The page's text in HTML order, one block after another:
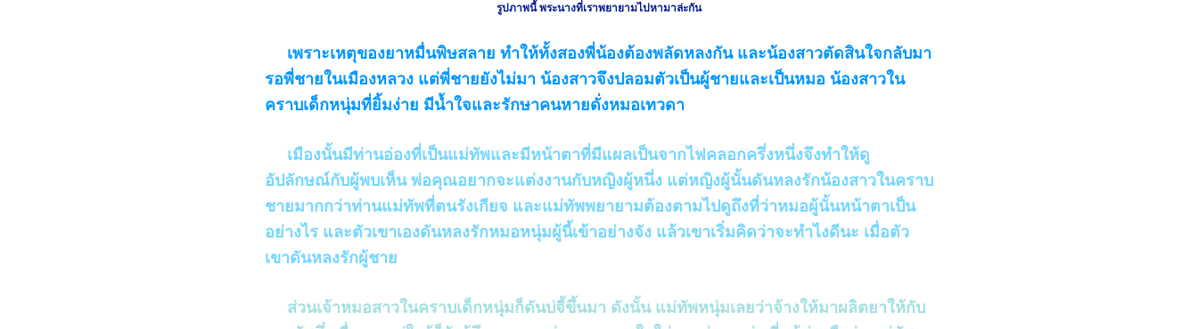
รูปภาพนี้ พระนางที่เราพยายามไปหามาล่ะกัน
เพราะเหตุของยาหมื่นพิษสลาย ทำให้ทั้งสองพี่น้องต้องพลัดหลงกัน และน้องสาวตัดสินใจกลับมา
รอพี่ชายในเมืองหลวง แต่พี่ชายยังไม่มา น้องสาวจึงปลอมตัวเป็นผู้ชายและเป็นหมอ น้องสาวใน
คราบเด็กหนุ่มที่ยิ้มง่าย มีน้ำใจและรักษาคนหายดั่งหมอเทวดา
เมืองนั้นมีท่านอ่องที่เป็นแม่ทัพและมีหน้าตาที่มีแผลเป็นจากไฟคลอกครึ่งหนึ่งจึงทำให้ดู
อัปลักษณ์กับผู้พบเห็น พ่อคุณอยากจะแต่งงานกับหญิงผู้หนึ่ง แต่หญิงผู้นั้นดันหลงรักน้องสาวในคราบ
ชายมากกว่าท่านแม่ทัพที่ตนรังเกียจ และแม่ทัพพยายามต้องตามไปดูถึงที่ว่าหมอผู้นั้นหน้าตาเป็น
อย่างไร และตัวเขาเองดันหลงรักหมอหนุ่มผู้นี้เข้าอย่างจัง แล้วเขาเริ่มคิดว่าจะทำไงดีนะ เมื่อตัว
เขาดันหลงรักผู้ชาย
ส่วนเจ้าหมอสาวในคราบเด็กหนุ่มก็ดันบ่จี้ขึ้นมา ดังนั้น แม่ทัพหนุ่มเลยว่าจ้างให้มาผลิตยาให้กับ